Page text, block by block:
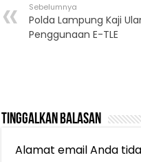
Sebelumnya
Polda Lampung Kaji
Penggunaan E-TLE
Tinggalkan Balasan
Alamat email Anda